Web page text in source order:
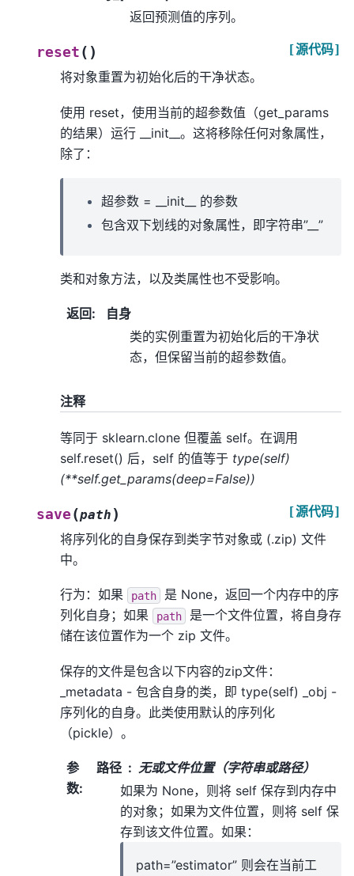
返回预测值的序列。
reset ( ) [源代码]
将对象重置为初始化后的干净状态。
使用 reset，使用当前的超参数值（get_params
的结果）运行 __init__。这将移除任何对象属性，
除了：
超参数 = __init__ 的参数
包含双下划线的对象属性，即字符串”__”
类和对象方法，以及类属性也不受影响。
返回:
自身
类的实例重置为初始化后的干净状
态，但保留当前的超参数值。
注释
等同于 sklearn.clone 但覆盖 self。在调用
self.reset() 后，self 的值等于 type(self)
(**self.get_params(deep=False))
save (path ) [源代码]
将序列化的自身保存到类字节对象或 (.zip) 文件
中。
行为：如果 path
是 None，返回一个内存中的序
列化自身；如果
path
是一个文件位置，将自身存
储在该位置作为一个 zip 文件。
保存的文件是包含以下内容的zip文件：
_metadata - 包含自身的类，即 type(self) _obj -
序列化的自身。此类使用默认的序列化
（pickle）。
参
数:
路径
无或文件位置（字符串或路径）
如果为 None，则将 self 保存到内存中
的对象；如果为文件位置，则将 self 保
存到该文件位置。如果：
path=”estimator” 则会在当前工